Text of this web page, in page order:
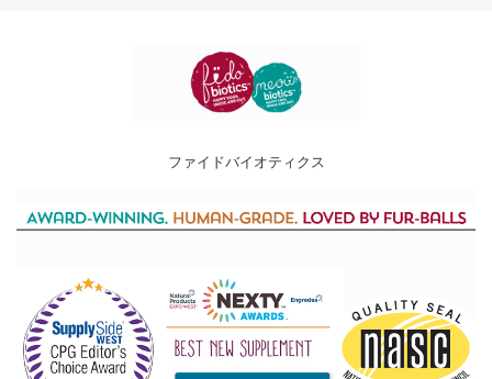
ファイドバイオティクス